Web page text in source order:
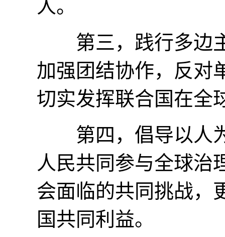
人。
第三，践行多边主
加强团结协作，反对
切实发挥联合国在全
第四，倡导以人为
人民共同参与全球治
会面临的共同挑战，
国共同利益。